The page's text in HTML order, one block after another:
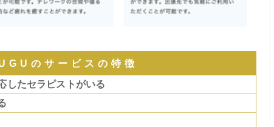
のサービスの特徴
したセラピストがいる